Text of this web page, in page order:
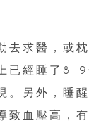
去求醫，或
已經睡了8-
。另外，睡
致血壓高，